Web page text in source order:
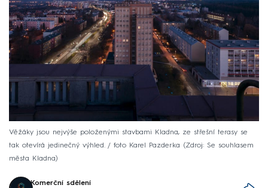
Věžáky jsou nejvýše položenými stavbami Kladna, ze střešní terasy se
tak otevírá jedinečný výhled. / foto Karel Pazderka
Zdroj: Se souhlasem
města Kladna
Komerční sdělení